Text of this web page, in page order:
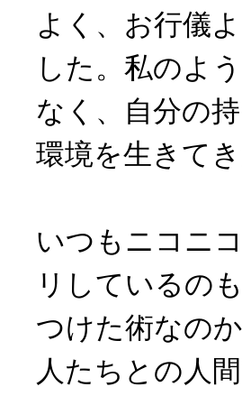
よく、お行儀
した。私のよ
なく、自分の
環境を生きて
いつもニコニ
リしているの
つけた術なの
人たちとの人